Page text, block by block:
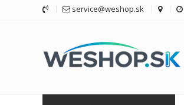
service@weshop.sk